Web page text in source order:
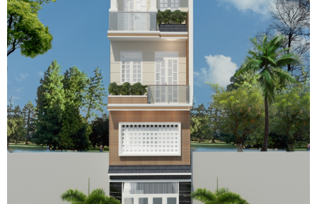
thích. Đa phần, các mẫu nhà phố thường sử dụng
phong cách thiết kế hiện đại hay là phong cách
thiết kế tân cổ điển. Cũng giống như mẫu thiết
kế nhà phố mà chúng tôi gửi tới cho quý vị và các
bạn dưới đây. Nhà phố không cần quá cầu kỳ
trong phong cách trang trí, các chi tiết rườm rà
đều được lược bỏ mang lại những khoảng không
thông thoáng. Những đường nét thẳng tắp, đơn
điệu cũng không làm mất đi vẻ đẹp của mẫu thiết
kế này, bởi sự kết hợp tài tình của các kiến trúc